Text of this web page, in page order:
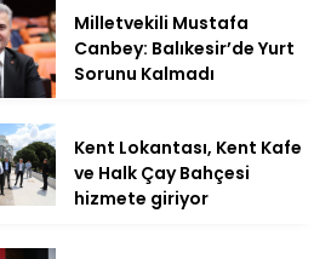
Milletvekili Mustafa
Canbey: Balıkesir’de Yurt
Sorunu Kalmadı
Kent Lokantası, Kent Kafe
ve Halk Çay Bahçesi
hizmete giriyor